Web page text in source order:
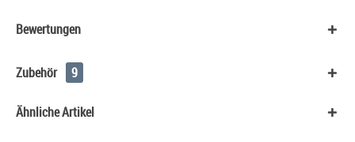
Bewertungen
Zubehör 9
Ähnliche Artikel